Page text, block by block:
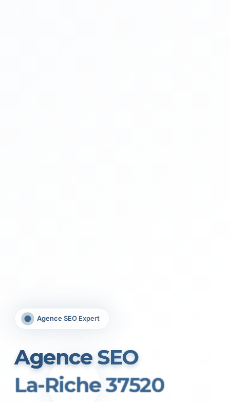
Agence SEO Expert
Agence SEO
La-Riche 37520